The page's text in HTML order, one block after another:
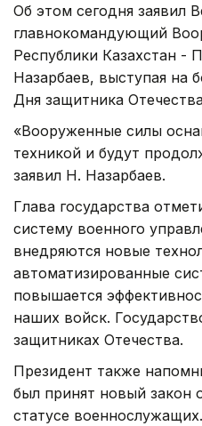
Об этом сегодня заявил
главнокомандующий
Республики Казахстан -
Назарбаев, выступая на
Дня защитника
«Вооруженные силы
техникой и будут
заявил Н. Назарбаев.
Глава государства
систему военного
внедряются новые
автоматизированные
повышается
наших войск.
защитниках Отечества.
Президент также
был принят новый закон
статусе